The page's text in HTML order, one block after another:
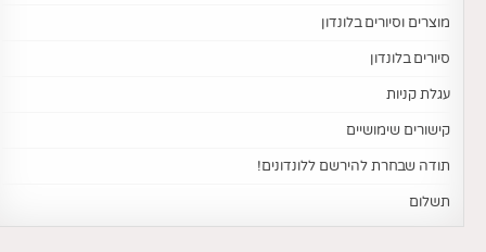
מוצרים וסיורים בלונדון
סיורים בלונדון
עגלת קניות
קישורים שימושיים
תודה שבחרת להירשם ללונדונים!
תשלום